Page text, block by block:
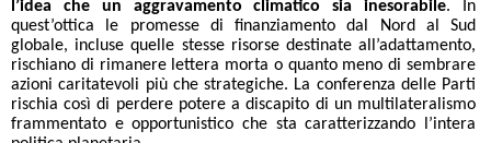
l’idea che un aggravamento climatico sia inesorabile. In
quest’ottica le promesse di finanziamento dal Nord al Sud
globale, incluse quelle stesse risorse destinate all’adattamento,
rischiano di rimanere lettera morta o quanto meno di sembrare
azioni caritatevoli più che strategiche. La conferenza delle Parti
rischia così di perdere potere a discapito di un multilateralismo
frammentato e opportunistico che sta caratterizzando l’intera